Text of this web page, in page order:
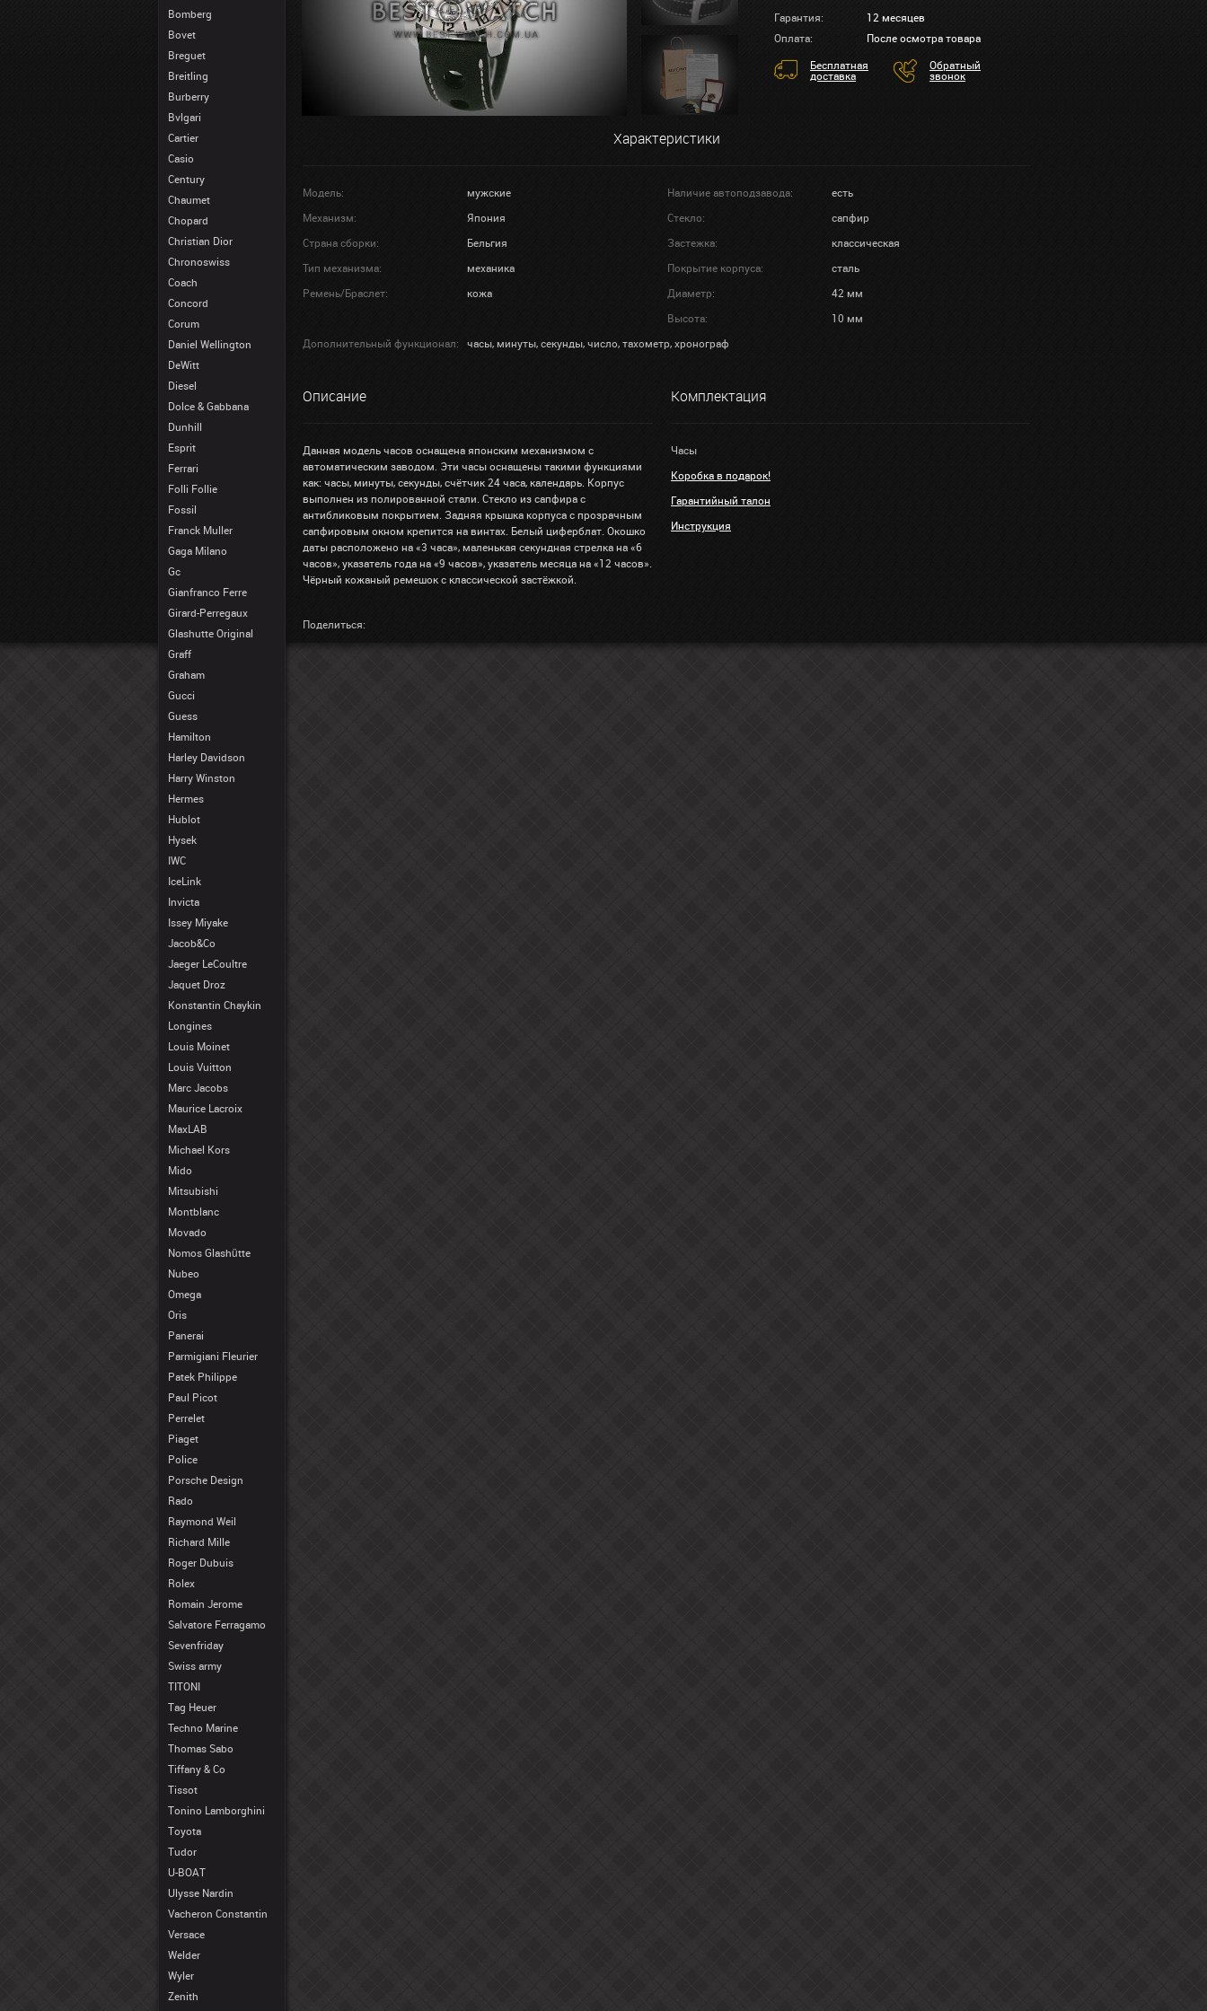
Bomberg
Bovet
Breguet
Breitling
Burberry
Bvlgari
Cartier
Casio
Century
Chaumet
Chopard
Christian Dior
Chronoswiss
Coach
Concord
Corum
Daniel Wellington
DeWitt
Diesel
Dolce & Gabbana
Dunhill
Esprit
Ferrari
Folli Follie
Fossil
Franck Muller
Gaga Milano
Gc
Gianfranco Ferre
Girard-Perregaux
Glashutte Original
Graff
Graham
Gucci
Guess
Hamilton
Harley Davidson
Harry Winston
Hermes
Hublot
Hysek
IWC
IceLink
Invicta
Issey Miyake
Jacob&Co
Jaeger LeCoultre
Jaquet Droz
Konstantin Chaykin
Longines
Louis Moinet
Louis Vuitton
Marc Jacobs
Maurice Lacroix
MaxLAB
Michael Kors
Mido
Mitsubishi
Montblanc
Movado
Nomos Glashütte
Nubeo
Omega
Oris
Panerai
Parmigiani Fleurier
Patek Philippe
Paul Picot
Perrelet
Piaget
Police
Porsche Design
Rado
Raymond Weil
Richard Mille
Roger Dubuis
Rolex
Romain Jerome
Salvatore Ferragamo
Sevenfriday
Swiss army
TITONI
Tag Heuer
Techno Marine
Thomas Sabo
Tiffany & Co
Tissot
Tonino Lamborghini
Toyota
Tudor
U-BOAT
Ulysse Nardin
Vacheron Constantin
Versace
Welder
Wyler
Zenith
Гарантия:
12 месяцев
Оплата:
После осмотра товара
Бесплатная
доставка
Обратный
звонок
Характеристики
Модель: мужские Наличие автоподзавода:
есть
Механизм:
Япония Стекло:
сапфир
Страна сборки:
Бельгия Застежка:
классическая
Тип механизма:
механика Покрытие корпуса:
сталь
Ремень/Браслет:
кожа Диаметр:
42 мм
Высота:
10 мм
Дополнительный функционал:
часы, минуты, секунды, число, тахометр, хронограф
Описание
Данная модель часов оснащена японским механизмом с
автоматическим заводом. Эти часы оснащены такими функциями
как: часы, минуты, секунды, счётчик 24 часа, календарь. Корпус
выполнен из полированной стали. Стекло из сапфира с
антибликовым покрытием. Задняя крышка корпуса с прозрачным
сапфировым окном крепится на винтах. Белый циферблат. Окошко
даты расположено на «3 часа», маленькая секундная стрелка на «6
часов», указатель года на «9 часов», указатель месяца на «12 часов».
Чёрный кожаный ремешок с классической застёжкой.
Комплектация
Часы
Коробка в подарок!
Гарантийный талон
Инструкция
Поделиться: